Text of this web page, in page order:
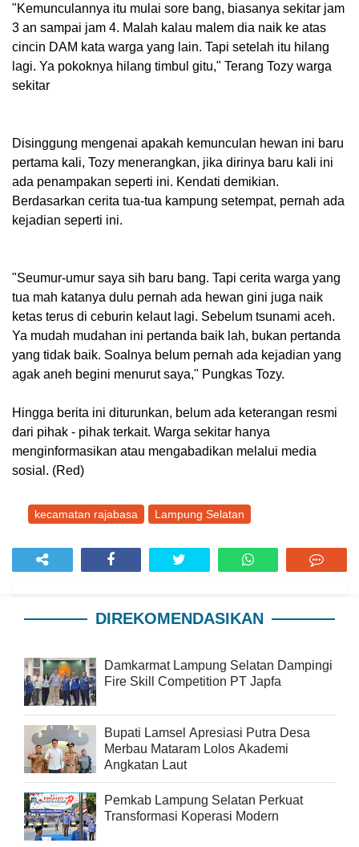
"Kemunculannya itu mulai sore bang, biasanya sekitar jam
3 an sampai jam 4. Malah kalau malem dia naik ke atas
cincin DAM kata warga yang lain. Tapi setelah itu hilang
lagi. Ya pokoknya hilang timbul gitu," Terang Tozy warga
sekitar
Disinggung mengenai apakah kemunculan hewan ini baru
pertama kali, Tozy menerangkan, jika dirinya baru kali ini
ada penampakan seperti ini. Kendati demikian.
Berdasarkan cerita tua-tua kampung setempat, pernah ada
kejadian seperti ini.
"Seumur-umur saya sih baru bang. Tapi cerita warga yang
tua mah katanya dulu pernah ada hewan gini juga naik
ketas terus di ceburin kelaut lagi. Sebelum tsunami aceh.
Ya mudah mudahan ini pertanda baik lah, bukan pertanda
yang tidak baik. Soalnya belum pernah ada kejadian yang
agak aneh begini menurut saya," Pungkas Tozy.
Hingga berita ini diturunkan, belum ada keterangan resmi
dari pihak - pihak terkait. Warga sekitar hanya
menginformasikan atau mengabadikan melalui media
sosial. (Red)
kecamatan rajabasa Lampung Selatan
DIREKOMENDASIKAN
Damkarmat Lampung Selatan Dampingi
Fire Skill Competition PT Japfa
Bupati Lamsel Apresiasi Putra Desa
Merbau Mataram Lolos Akademi
Angkatan Laut
Pemkab Lampung Selatan Perkuat
Transformasi Koperasi Modern